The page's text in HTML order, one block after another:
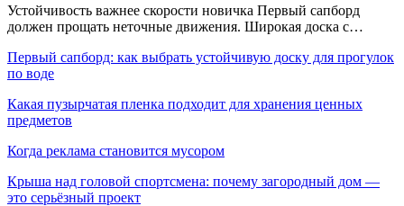
Устойчивость важнее скорости новичка Первый сапборд
должен прощать неточные движения. Широкая доска с…
Первый сапборд: как выбрать устойчивую доску для прогулок
по воде
Какая пузырчатая пленка подходит для хранения ценных
предметов
Когда реклама становится мусором
Крыша над головой спортсмена: почему загородный дом —
это серьёзный проект